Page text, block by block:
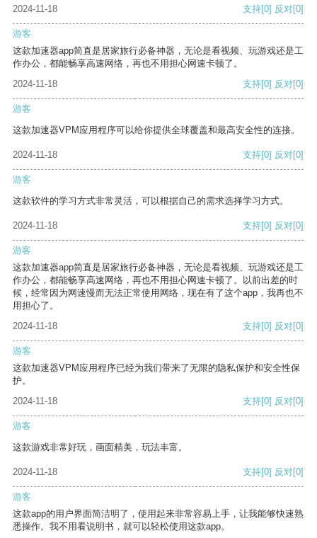
2024-11-18
支持[0] 反对[0]
游客
这款加速器app简直是居家旅行必备神器，无论是看视频、玩游戏还是工
作办公，都能畅享高速网络，再也不用担心网速卡顿了。
2024-11-18
支持[0] 反对[0]
游客
这款加速器VPM应用程序可以给你提供全球覆盖和最高安全性的连接。
2024-11-18 支持[0] 反对[0]
游客
这款软件的学习方式非常灵活，可以根据自己的需求选择学习方式。
2024-11-18 支持[0] 反对[0]
游客
这款加速器app简直是居家旅行必备神器，无论是看视频、玩游戏还是工
作办公，都能畅享高速网络，再也不用担心网速卡顿了。以前出差的时
候，经常因为网速慢而无法正常使用网络，现在有了这个app，我再也不
用担心了。
2024-11-18
支持[0] 反对[0]
游客
这款加速器VPM应用程序已经为我们带来了无限的隐私保护和安全性保
护。
2024-11-18
支持[0] 反对[0]
游客
这款游戏非常好玩，画面精美，玩法丰富。
2024-11-18 支持[0] 反对[0]
游客
这款app的用户界面简洁明了，使用起来非常容易上手，让我能够快速熟
悉操作。我不用看说明书，就可以轻松使用这款app。